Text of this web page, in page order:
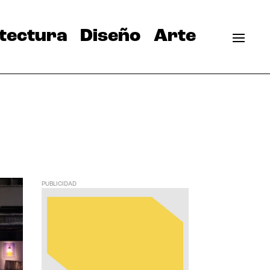
Diseño Arte
PUBLICIDAD